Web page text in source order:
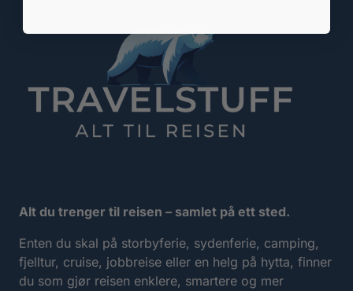
Alt du trenger til reisen – samlet på ett sted.
Enten du skal på storbyferie, sydenferie, camping,
fjelltur, cruise, jobbreise eller en helg på hytta, finner
du som gjør reisen enklere, smartere og mer